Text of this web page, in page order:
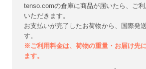
tenso.comの倉庫に商品が届いたら、ご
いただきます。
お支払いが完了したお荷物から、国際発
す。
※ご利用料金は、荷物の重量・お届け先
ます。